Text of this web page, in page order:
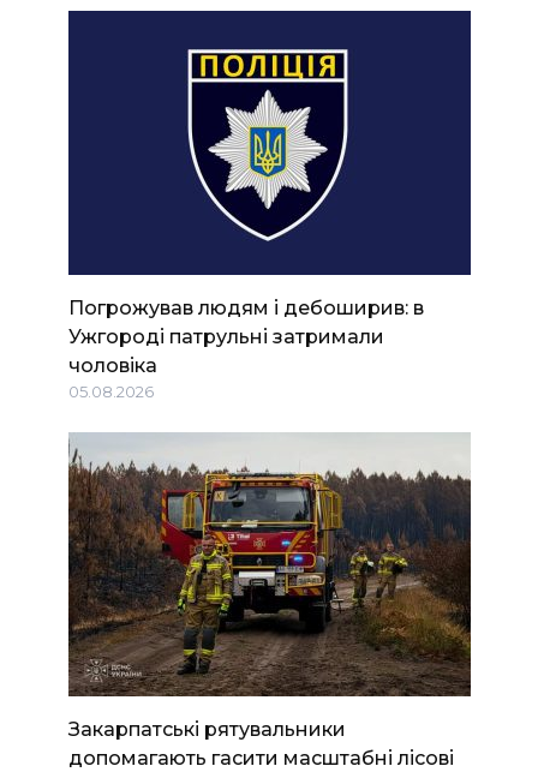
Погрожував людям і дебоширив: в
Ужгороді патрульні затримали
чоловіка
05.08.2026
Закарпатські рятувальники
допомагають гасити масштабні лісові